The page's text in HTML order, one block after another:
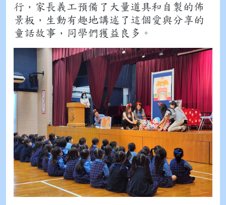
行，家長義工預備了大量道具和自製的佈
景板，生動有趣地講述了這個愛與分享的
童話故事，同學們獲益良多。